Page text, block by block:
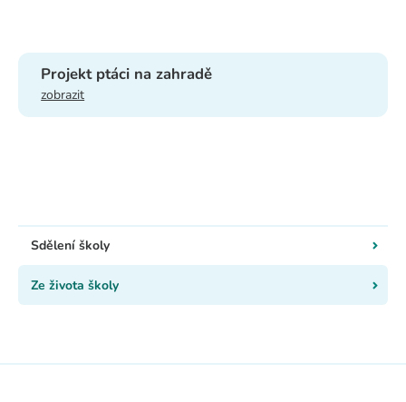
Projekt ptáci na zahradě
zobrazit
Sdělení školy
Ze života školy